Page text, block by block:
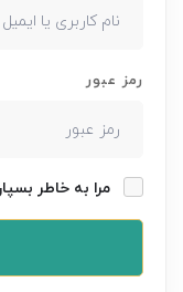
رمز عبور
مرا به خاطر بسپار